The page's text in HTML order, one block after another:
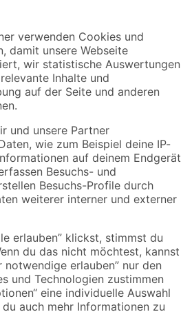
und Aktionen mehr verpassen!
Versandarten